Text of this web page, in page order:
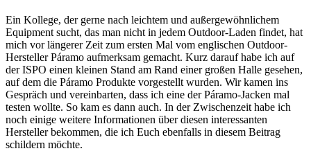
Ein Kollege, der gerne nach leichtem und außergewöhnlichem
Equipment sucht, das man nicht in jedem Outdoor-Laden findet, hat
mich vor längerer Zeit zum ersten Mal vom englischen Outdoor-
Hersteller Páramo aufmerksam gemacht. Kurz darauf habe ich auf
der ISPO einen kleinen Stand am Rand einer großen Halle gesehen,
auf dem die Páramo Produkte vorgestellt wurden. Wir kamen ins
Gespräch und vereinbarten, dass ich eine der Páramo-Jacken mal
testen wollte. So kam es dann auch. In der Zwischenzeit habe ich
noch einige weitere Informationen über diesen interessanten
Hersteller bekommen, die ich Euch ebenfalls in diesem Beitrag
schildern möchte.